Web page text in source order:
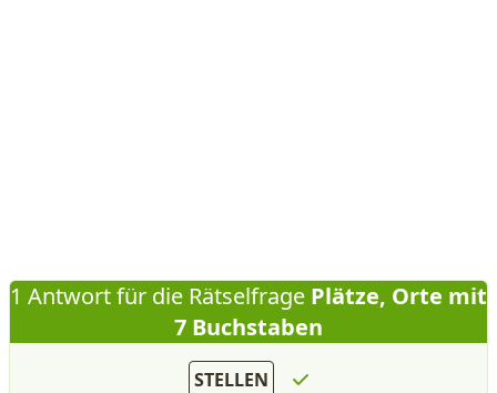
1 Antwort für die Rätselfrage Plätze, Orte mit
7 Buchstaben
STELLEN